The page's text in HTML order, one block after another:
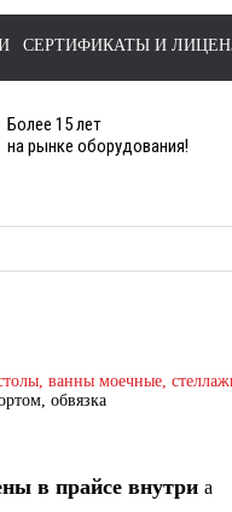
СЕРТИФИКАТЫ И
Более 15 лет
на рынке оборудования!
ванны моечные,
обвязка
в прайсе внутри a